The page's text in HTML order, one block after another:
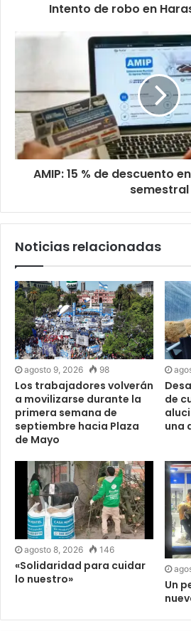
Intento de robo en
AMIP: 15 % de descuento
semestral
Noticias relacionadas
agosto 9, 2026 98
Los trabajadores volverán
a movilizarse durante la
primera semana de
septiembre hacia Plaza
de Mayo
de
una
agosto 8, 2026 146
«Solidaridad para cuidar
lo nuestro»
Un